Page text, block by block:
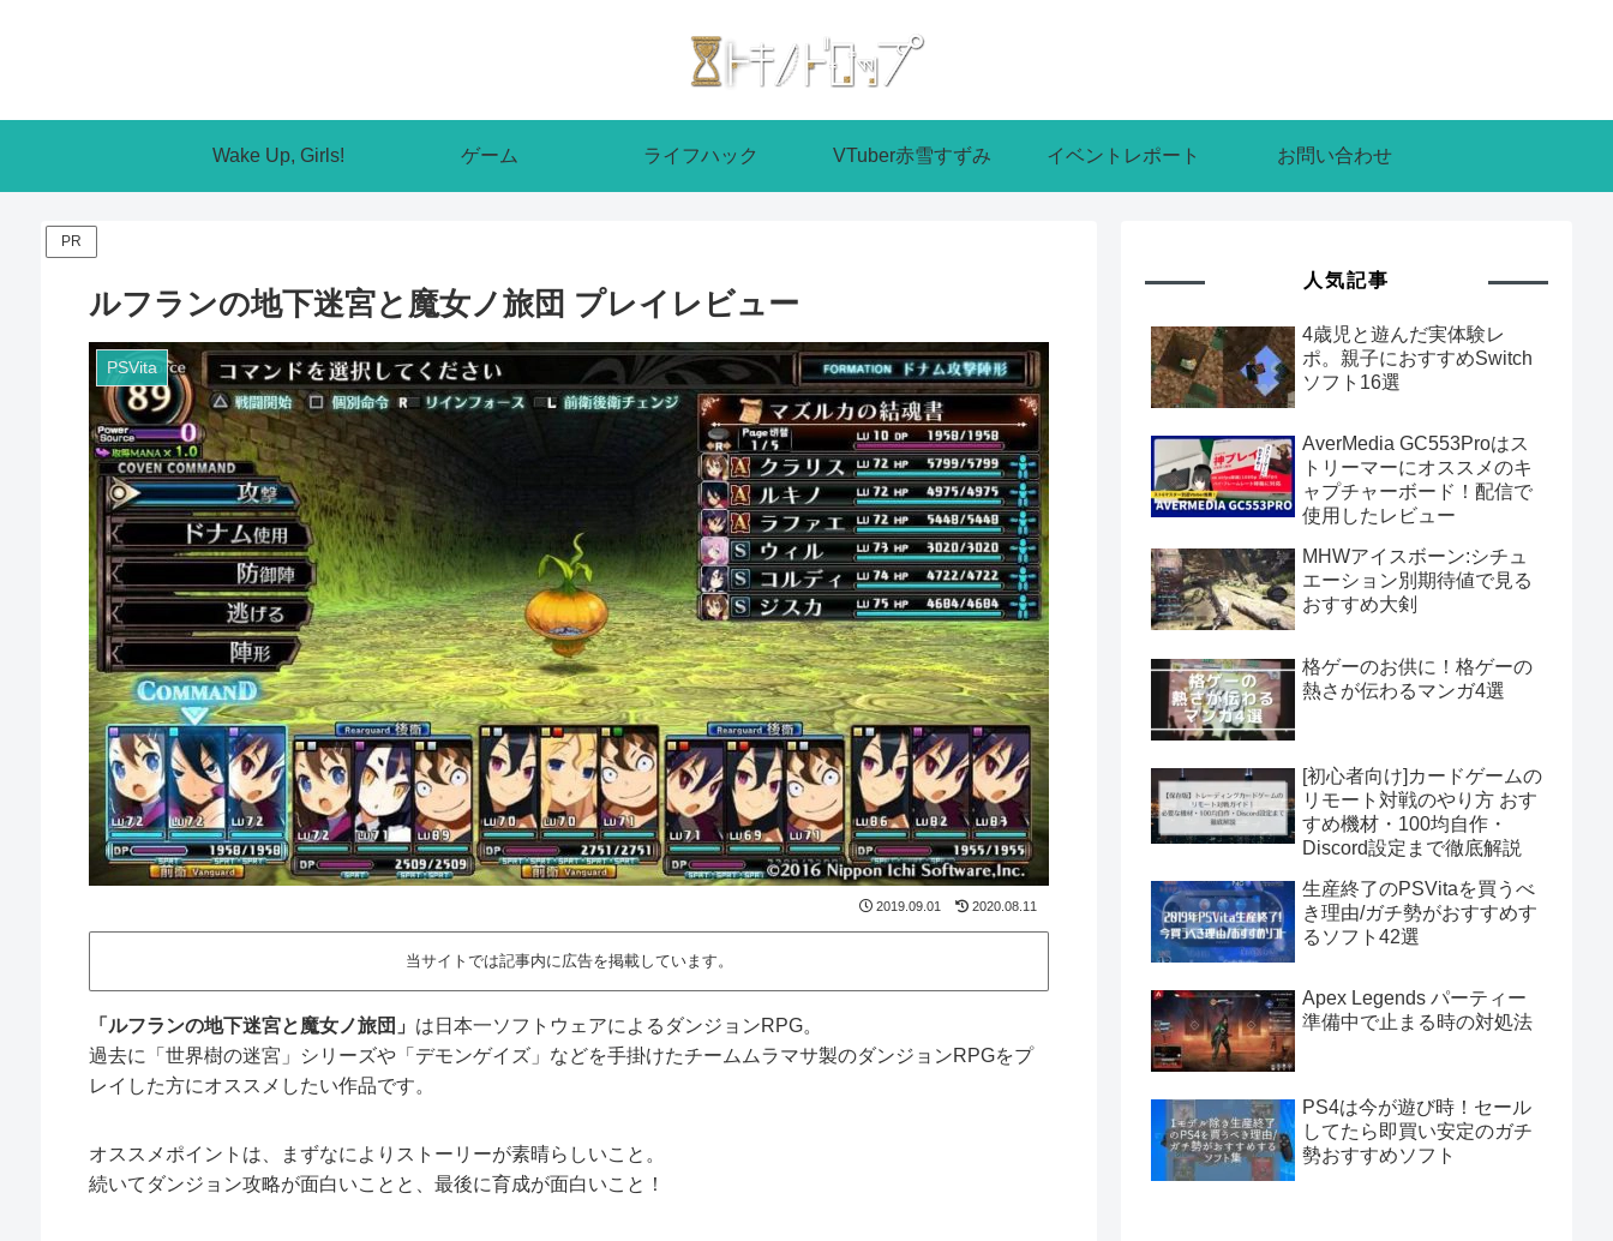
Wake Up, Girls! ゲーム ライフハック VTuber赤雪すずみ イベントレポート お問い合わせ
PR
ルフランの地下迷宮と魔女ノ旅団 プレイレビュー
PSVita
2019.09.01 2020.08.11
当サイトでは記事内に広告を掲載しています。
「ルフランの地下迷宮と魔女ノ旅団」 は日本一ソフトウェアによるダンジョンRPG。
過去に「世界樹の迷宮」シリーズや「デモンゲイズ」などを手掛けたチームムラマサ製のダンジョンRPGをプ
レイした方にオススメしたい作品です。
オススメポイントは、まずなによりストーリーが素晴らしいこと。
続いてダンジョン攻略が面白いことと、最後に育成が面白いこと！
人気記事
4歳児と遊んだ実体験レ
ポ。親子におすすめSwitch
ソフト16選
AverMedia GC553Proはス
トリーマーにオススメのキ
ャプチャーボード！配信で
使用したレビュー
MHWアイスボーン:シチュ
エーション別期待値で見る
おすすめ大剣
格ゲーのお供に！格ゲーの
熱さが伝わるマンガ4選
[初心者向け]カードゲームの
リモート対戦のやり方 おす
すめ機材・100均自作・
Discord設定まで徹底解説
生産終了のPSVitaを買うべ
き理由/ガチ勢がおすすめす
るソフト42選
Apex Legends パーティー
準備中で止まる時の対処法
PS4は今が遊び時！セール
してたら即買い安定のガチ
勢おすすめソフト